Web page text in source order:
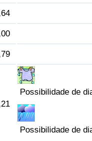
Possibilidade de
Possibilidade de